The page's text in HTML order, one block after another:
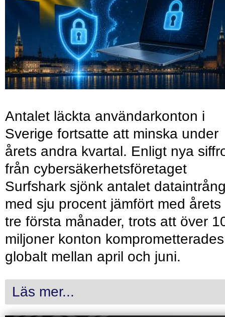
Antalet läckta användarkonton i
Sverige fortsatte att minska under
årets andra kvartal. Enligt nya
från cybersäkerhetsföretaget
Surfshark sjönk antalet
med sju procent jämfört med årets
tre första månader, trots att över
miljoner konton komprometterades
globalt mellan april och juni.
Läs mer...